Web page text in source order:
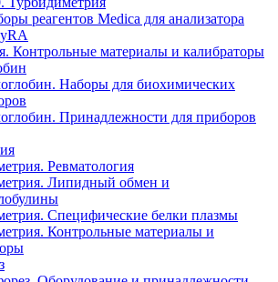
реагентов Medica для анализатора
Контрольные материалы и калибраторы
Наборы для биохимических
Принадлежности для приборов
Ревматология
Липидный обмен и
Специфические белки плазмы
Контрольные материалы и